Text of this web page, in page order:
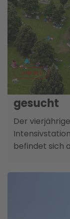
UNFALL
Zu
gesucht
Der
befindet sich